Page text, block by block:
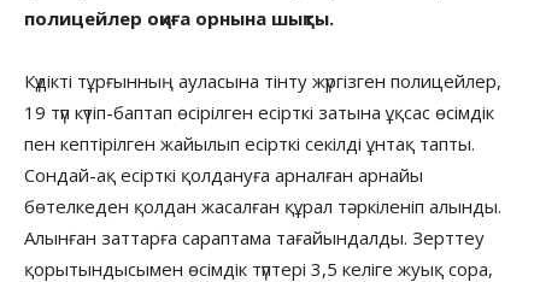
полицейлер оқиға орнына шықты.
Күдікті тұрғынның ауласына тінту жүргізген полицейлер,
19 түп күтіп-баптап өсірілген есірткі затына ұқсас өсімдік
пен кептірілген жайылып есірткі секілді ұнтақ тапты.
Сондай-ақ есірткі қолдануға арналған арнайы
бөтелкеден қолдан жасалған құрал тәркіленіп алынды.
Алынған заттарға сараптама тағайындалды. Зерттеу
қорытындысымен өсімдік түптері 3,5 келіге жуық сора,